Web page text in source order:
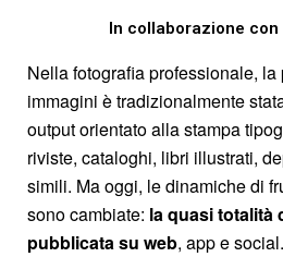
In collaborazione con
Nella fotografia professionale, la
immagini è tradizionalmente
output orientato alla stampa
riviste, cataloghi, libri illustrati,
simili. Ma oggi, le dinamiche di
sono cambiate: la quasi totalità
pubblicata su web, app e